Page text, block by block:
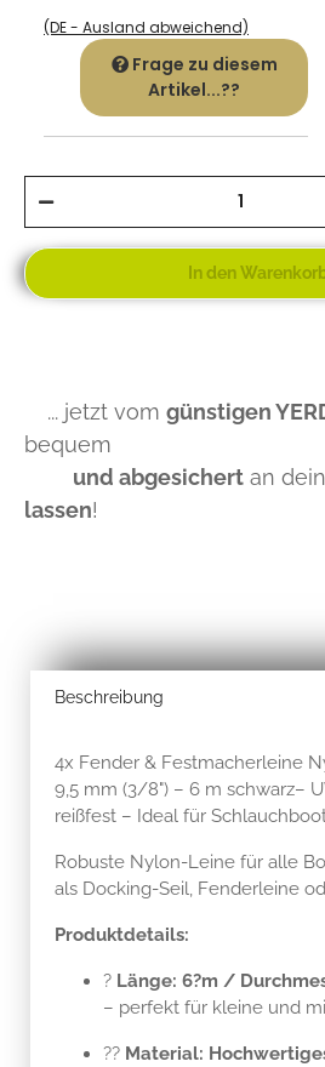
(DE - Ausland abweichend)
Frage zu diesem
Artikel...??
In den
... jetzt vom günstigen
bequem
und abgesichert an
lassen!
Beschreibung
4x Fender & Festmacherleine
9,5 mm (3/8") – 6 m schwarz–
reißfest – Ideal für
Robuste Nylon-Leine für alle
als Docking-Seil, Fenderleine
Produktdetails:
? Länge: 6?m /
– perfekt für kleine und
?? Material: